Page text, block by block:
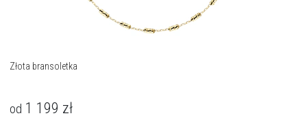
Złota bransoletka
od 1 199 zł